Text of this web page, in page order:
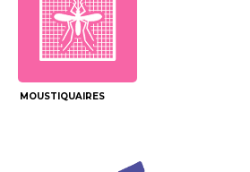
MOUSTIQUAIRES